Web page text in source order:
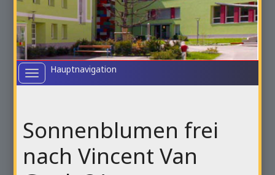
Toggle
navigation
Sonnenblumen frei
nach Vincent Van